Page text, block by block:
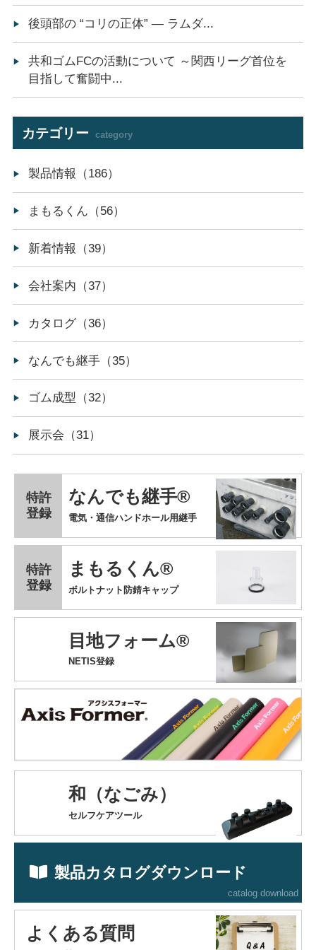
後頭部の “コリの正体” ― ラムダ...
共和ゴムFCの活動について ～関西リーグ首位を
目指して奮闘中...
カテゴリー category
製品情報（186）
まもるくん（56）
新着情報（39）
会社案内（37）
カタログ（36）
なんでも継手（35）
ゴム成型（32）
展示会（31）
なんでも継手®
特許
登録
電気・通信ハンドホール用継手
まもるくん®
特許
登録
ボルトナット防錆キャップ
目地フォーム®
NETIS登録
和（なごみ）
セルフケアツール
製品カタログダウンロード
catalog download
よくある質問